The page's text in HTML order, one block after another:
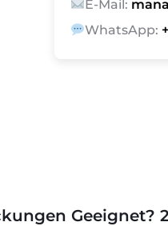
E-Mail:
WhatsApp:
Geeignet?